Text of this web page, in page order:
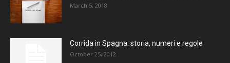
March 5, 2018
Corrida in Spagna: storia, numeri e regole
October 25, 2012